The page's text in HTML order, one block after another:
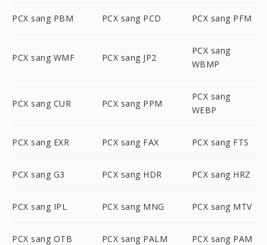
PCX sang PBM PCX sang PCD PCX sang PFM
PCX sang WMF PCX sang JP2
PCX sang
WBMP
PCX sang CUR PCX sang PPM
PCX sang
WEBP
PCX sang EXR PCX sang FAX PCX sang FTS
PCX sang G3 PCX sang HDR PCX sang HRZ
PCX sang IPL PCX sang MNG PCX sang MTV
PCX sang OTB PCX sang PALM PCX sang PAM